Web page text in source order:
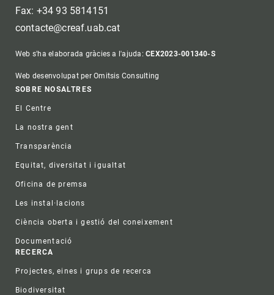
Fax: +34 93 5814151
contacte@creaf.uab.cat
Web s'ha elaborada gràcies a l'ajuda:CEX2023-001340-S
Web desenvolupat per Omitsis Consulting
Footer
SOBRE NOSALTRES
El Centre
La nostra gent
Transparència
Equitat, diversitat i igualtat
Oficina de premsa
Les instal·lacions
Ciència oberta i gestió del coneixement
Documentació
RECERCA
Projectes, eines i grups de recerca
Biodiversitat